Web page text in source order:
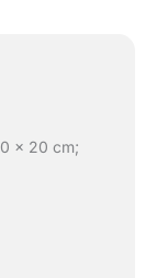
x 20 cm;